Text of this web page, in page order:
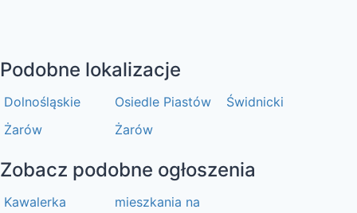
Podobne lokalizacje
Dolnośląskie Osiedle Piastów
Świdnicki
Żarów
Żarów
Zobacz podobne ogłoszenia
Kawalerka
mieszkania na